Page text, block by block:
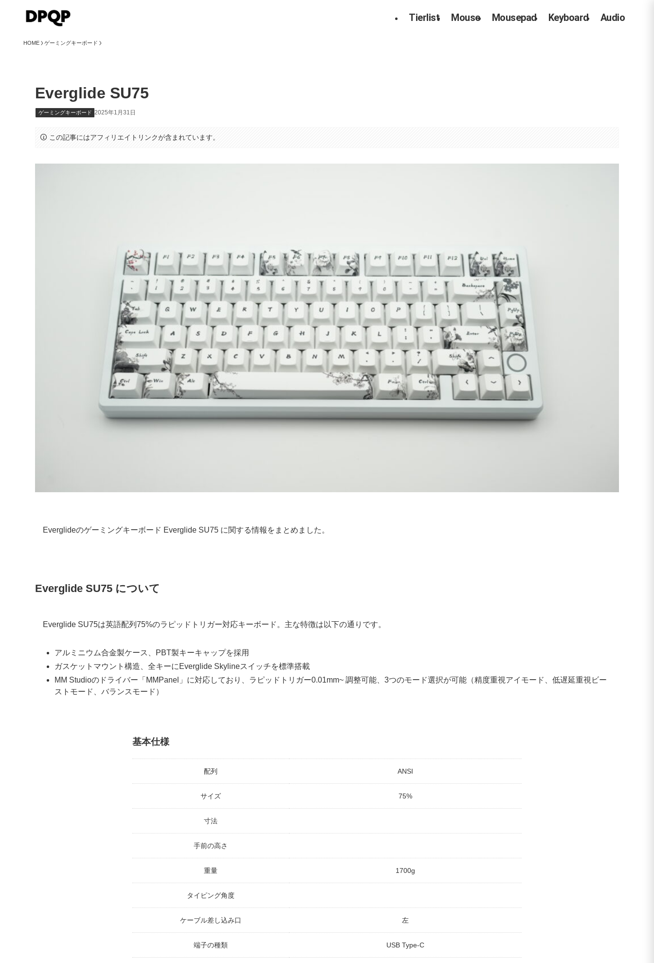
Tierlist Mouse Mousepad Keyboard Audio
HOME ゲーミングキーボード
Everglide SU75
ゲーミングキーボード 2025年1月31日
この記事にはアフィリエイトリンクが含まれています。
Everglideのゲーミングキーボード Everglide SU75 に関する情報をまとめました。
Everglide SU75 について
Everglide SU75は英語配列75%のラピッドトリガー対応キーボード。主な特徴は以下の通りです。
アルミニウム合金製ケース、PBT製キーキャップを採用
ガスケットマウント構造、全キーにEverglide Skylineスイッチを標準搭載
MM Studioのドライバー「MMPanel」に対応しており、ラピッドトリガー0.01mm~ 調整可能、3つのモード選択が可能（精度重視アイモード、低遅延重視ビー
ストモード、バランスモード）
基本仕様
配列 ANSI
サイズ 75%
寸法
手前の高さ
重量 1700g
タイピング角度
ケーブル差し込み口 左
端子の種類 USB Type-C